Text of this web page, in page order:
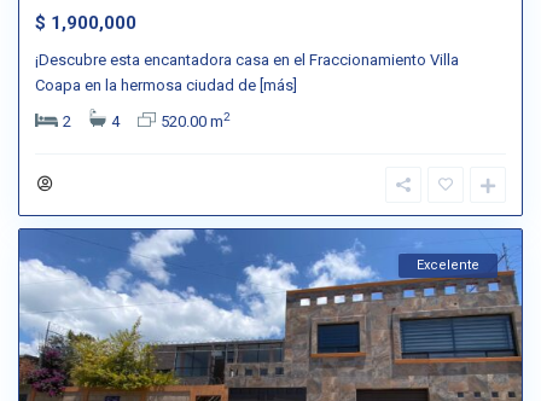
$ 1,900,000
¡Descubre esta encantadora casa en el Fraccionamiento Villa
Coapa en la hermosa ciudad de [más]
2
4 520.00 m2
Excelente